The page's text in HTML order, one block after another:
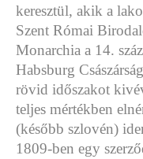
keresztül, akik a
Szent Római
Monarchia a 14.
Habsburg
rövid időszakot
teljes mértékben
(később szlovén)
1809-ben egy